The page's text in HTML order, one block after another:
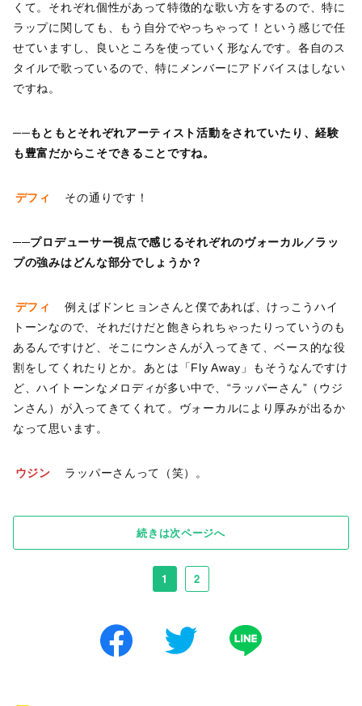
くて。それぞれ個性があって特徴的な歌い方をするので、特に
ラップに関しても、もう自分でやっちゃって！という感じで任
せていますし、良いところを使っていく形なんです。各自のス
タイルで歌っているので、特にメンバーにアドバイスはしない
ですね。
──もともとそれぞれアーティスト活動をされていたり、経験
も豊富だからこそできることですね。
デフィ その通りです！
──プロデューサー視点で感じるそれぞれのヴォーカル／ラッ
プの強みはどんな部分でしょうか？
デフィ
例えばドンヒョンさんと僕であれば、けっこうハイ
トーンなので、それだけだと飽きられちゃったりっていうのも
あるんですけど、そこにウンさんが入ってきて、ベース的な役
割をしてくれたりとか。あとは「Fly Away」もそうなんですけ
ど、ハイトーンなメロディが多い中で、“ラッパーさん”（ウジ
ンさん）が入ってきてくれて。ヴォーカルにより厚みが出るか
なって思います。
ウジン ラッパーさんって（笑）。
続きは次ページへ
1 2